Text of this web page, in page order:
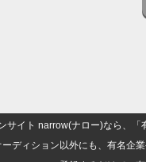
サイト narrow(ナロー)なら、「
ディション以外にも、有名企